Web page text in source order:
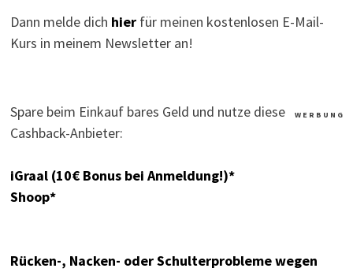
Dann melde dich hierfür meinen kostenlosen E-Mail-
Kurs in meinem Newsletter an!
W E R B U N G
Spare beim Einkauf bares Geld und nutze diese
Cashback-Anbieter:
iGraal (10€ Bonus bei Anmeldung!)*
Shoop*
Rücken-, Nacken- oder Schulterprobleme wegen